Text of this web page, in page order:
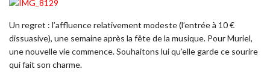
Un regret : l’affluence relativement modeste (l’entrée à 10 €
dissuasive), une semaine après la fête de la musique. Pour Muriel,
une nouvelle vie commence. Souhaitons lui qu’elle garde ce sourire
qui fait son charme.